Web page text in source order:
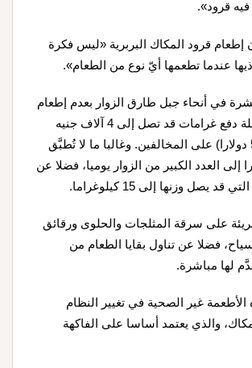
فيه قرود».
إطعام قرود المكاك البربرية «ليس فكرة
عندما تطعمها أيّ نوع من الطعام».
في أنحاء جبل طارق الزوار بعدم إطعام
القرود، تحت طائلة دفع غرامات قد تصل إلى 4 آلاف جنيه
إسترليني (5,350 دولارا) على المخالفين. وغالبا ما لا تُطبَّق
إلى العدد الكبير من الزوار يوميا، فضلا عن
يصل وزنها إلى 15 كيلوغراما
.
على سرقة المثلجات والحلوى ورقائق
فضلا عن تناول بقايا الطعام من
لها مباشرة.
غير الصحية في تغيير النظام
والذي يعتمد أساسا على الفاكهة